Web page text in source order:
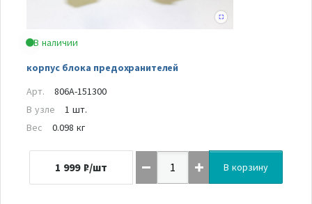
В наличии
корпус блока предохранителей
Арт.
806A-151300
В узле
1 шт.
Вес
0.098 кг
1 999 ₽/шт В корзину